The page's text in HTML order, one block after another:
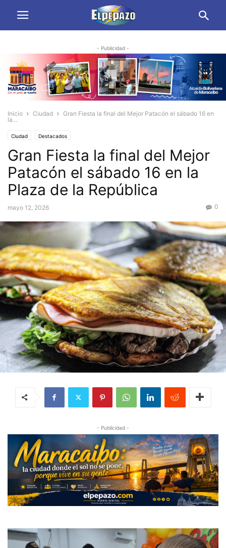
- Publicidad -
Inicio Ciudad
Gran Fiesta la final del Mejor Patacón el sábado 16 en
la...
Ciudad Destacados
Gran Fiesta la final del Mejor
Patacón el sábado 16 en la
Plaza de la República
mayo 12, 2026 0
- Publicidad -